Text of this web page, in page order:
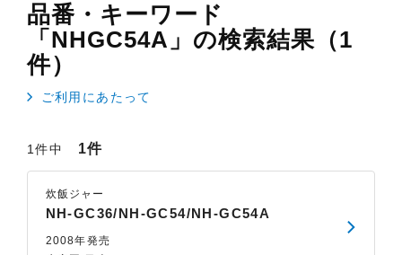
品番・キーワード
「NHGC54A」の検索結果（1
件）
ご利用にあたって
1件中 1件
炊飯ジャー
NH-GC36/NH-GC54/NH-GC54A
2008年発売